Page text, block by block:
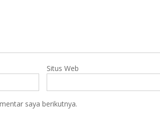
Situs Web
saya berikutnya.